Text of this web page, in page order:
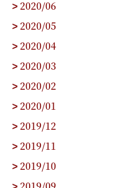
> 2020/06
> 2020/05
> 2020/04
> 2020/03
> 2020/02
> 2020/01
> 2019/12
> 2019/11
> 2019/10